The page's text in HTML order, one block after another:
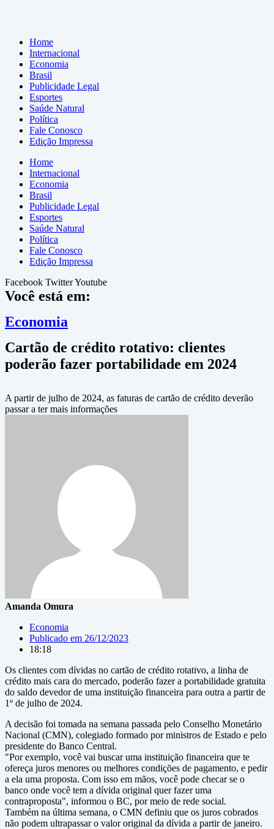
Home
Internacional
Economia
Brasil
Publicidade Legal
Esportes
Saúde Natural
Política
Fale Conosco
Edição Impressa
Home
Internacional
Economia
Brasil
Publicidade Legal
Esportes
Saúde Natural
Política
Fale Conosco
Edição Impressa
Facebook TwitterYoutube
Você está em:
Economia
Cartão de crédito rotativo: clientes
poderão fazer portabilidade em 2024
A partir de julho de 2024, as faturas de cartão de crédito deverão
passar a ter mais informações
Amanda Omura
Economia
Publicado em 26/12/2023
18:18
Os clientes com dívidas no cartão de crédito rotativo, a linha de
crédito mais cara do mercado, poderão fazer a portabilidade gratuita
do saldo devedor de uma instituição financeira para outra a partir de
1º de julho de 2024.
A decisão foi tomada na semana passada pelo Conselho Monetário
Nacional (CMN), colegiado formado por ministros de Estado e pelo
presidente do Banco Central.
"Por exemplo, você vai buscar uma instituição financeira que te
ofereça juros menores ou melhores condições de pagamento, e pedir
a ela uma proposta. Com isso em mãos, você pode checar se o
banco onde você tem a dívida original quer fazer uma
contraproposta", informou o BC, por meio de rede social.
Também na última semana, o CMN definiu que os juros cobrados
não podem ultrapassar o valor original da dívida a partir de janeiro.